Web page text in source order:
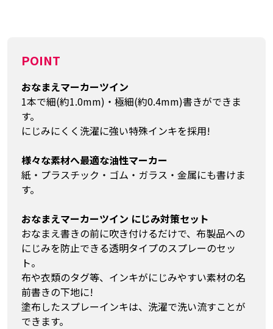
POINT
おなまえマーカーツイン
1本で細(約1.0mm)・極細(約0.4mm)書きができま
す。
にじみにくく洗濯に強い特殊インキを採用!
様々な素材へ最適な油性マーカー
紙・プラスチック・ゴム・ガラス・金属にも書けま
す。
おなまえマーカーツイン にじみ対策セット
おなまえ書きの前に吹き付けるだけで、布製品への
にじみを防止できる透明タイプのスプレーのセッ
ト。
布や衣類のタグ等、インキがにじみやすい素材の名
前書きの下地に!
塗布したスプレーインキは、洗濯で洗い流すことが
できます。